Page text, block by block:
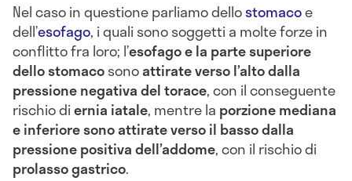
Nel caso in questione parliamo dellostomacoe
dell’esofago, i quali sono soggetti a molte forze in
conflitto fra loro; l’esofago e la parte superiore
dello stomacosonoattirate verso l’alto dalla
pressione negativa del torace, con il conseguente
rischio diernia iatale, mentre la porzione mediana
e inferiore sono attirate verso il basso dalla
pressione positiva dell’addome, con il rischio di
prolasso gastrico.